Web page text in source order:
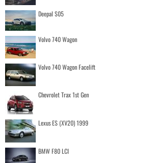
Deepal S05
Volvo 740 Wagon
Volvo 740 Wagon Facelift
Chevrolet Trax 1st Gen
Lexus ES (XV20) 1999
BMW F80 LCI